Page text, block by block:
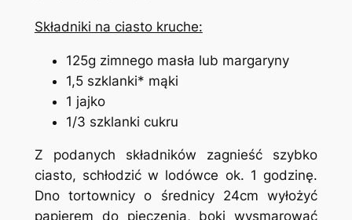
Składniki na ciasto kruche:
125g zimnego masła lub margaryny
1,5 szklanki* mąki
1 jajko
1/3 szklanki cukru
Z podanych składników zagnieść szybko
ciasto, schłodzić w lodówce ok. 1 godzinę.
Dno tortownicy o średnicy 24cm wyłożyć
papierem do pieczenia, boki wysmarować